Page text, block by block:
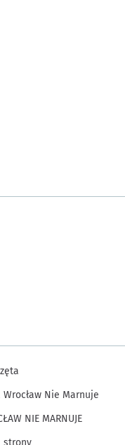
Wrocław Nie Marnuje
NIE MARNUJE
strony